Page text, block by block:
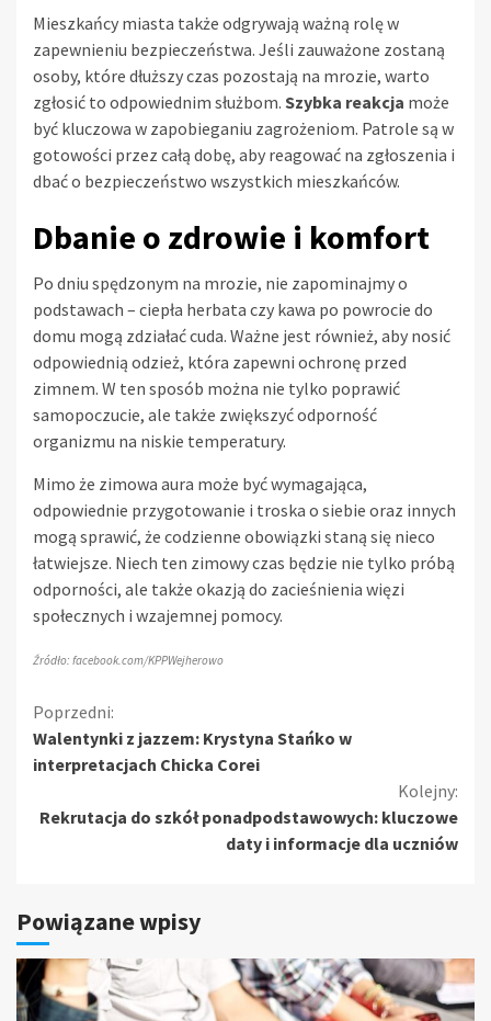
Mieszkańcy miasta także odgrywają ważną rolę w
zapewnieniu bezpieczeństwa. Jeśli zauważone zostaną
osoby, które dłuższy czas pozostają na mrozie, warto
zgłosić to odpowiednim służbom. Szybka reakcja może
być kluczowa w zapobieganiu zagrożeniom. Patrole są w
gotowości przez całą dobę, aby reagować na zgłoszenia i
dbać o bezpieczeństwo wszystkich mieszkańców.
Dbanie o zdrowie i komfort
Po dniu spędzonym na mrozie, nie zapominajmy o
podstawach – ciepła herbata czy kawa po powrocie do
domu mogą zdziałać cuda. Ważne jest również, aby nosić
odpowiednią odzież, która zapewni ochronę przed
zimnem. W ten sposób można nie tylko poprawić
samopoczucie, ale także zwiększyć odporność
organizmu na niskie temperatury.
Mimo że zimowa aura może być wymagająca,
odpowiednie przygotowanie i troska o siebie oraz innych
mogą sprawić, że codzienne obowiązki staną się nieco
łatwiejsze. Niech ten zimowy czas będzie nie tylko próbą
odporności, ale także okazją do zacieśnienia więzi
społecznych i wzajemnej pomocy.
Źródło: facebook.com/KPPWejherowo
Kontynuuj
czytanie
Poprzedni:
Walentynki z jazzem: Krystyna Stańko w
interpretacjach Chicka Corei
Kolejny:
Rekrutacja do szkół ponadpodstawowych: kluczowe
daty i informacje dla uczniów
Powiązane wpisy